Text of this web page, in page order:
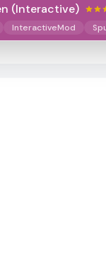
(Interactive)
InteractiveMod